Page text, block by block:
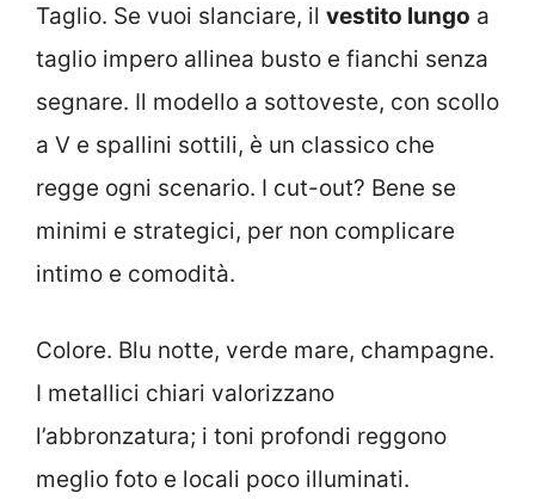
Taglio. Se vuoi slanciare, il vestito lungo a
taglio impero allinea busto e fianchi senza
segnare. Il modello a sottoveste, con scollo
a V e spallini sottili, è un classico che
regge ogni scenario. I cut-out? Bene se
minimi e strategici, per non complicare
intimo e comodità.
Colore. Blu notte, verde mare, champagne.
I metallici chiari valorizzano
l’abbronzatura; i toni profondi reggono
meglio foto e locali poco illuminati.